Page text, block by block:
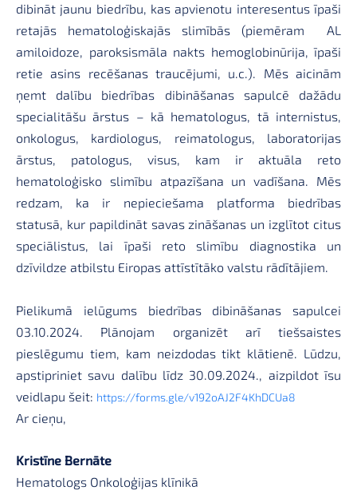
dibināt jaunu biedrību, kas apvienotu interesentus īpaši
retajās hematoloģiskajās slimībās (piemēram AL
amiloidoze, paroksismāla nakts hemoglobinūrija, īpaši
retie asins recēšanas traucējumi, u.c.). Mēs aicinām
ņemt dalību biedrības dibināšanas sapulcē dažādu
specialitāšu ārstus – kā hematologus, tā internistus,
onkologus, kardiologus, reimatologus, laboratorijas
ārstus, patologus, visus, kam ir aktuāla reto
hematoloģisko slimību atpazīšana un vadīšana. Mēs
redzam, ka ir nepieciešama platforma biedrības
statusā, kur papildināt savas zināšanas un izglītot citus
speciālistus, lai īpaši reto slimību diagnostika un
dzīvildze atbilstu Eiropas attīstītāko valstu rādītājiem.
Pielikumā ielūgums biedrības dibināšanas sapulcei
03.10.2024. Plānojam organizēt arī tiešsaistes
pieslēgumu tiem, kam neizdodas tikt klātienē. Lūdzu,
apstipriniet savu dalību līdz 30.09.2024., aizpildot īsu
veidlapu šeit: https://forms.gle/v192oAJ2F4KhDCUa8
Ar cieņu,
Kristīne Bernāte
Hematologs Onkoloģijas klīnikā